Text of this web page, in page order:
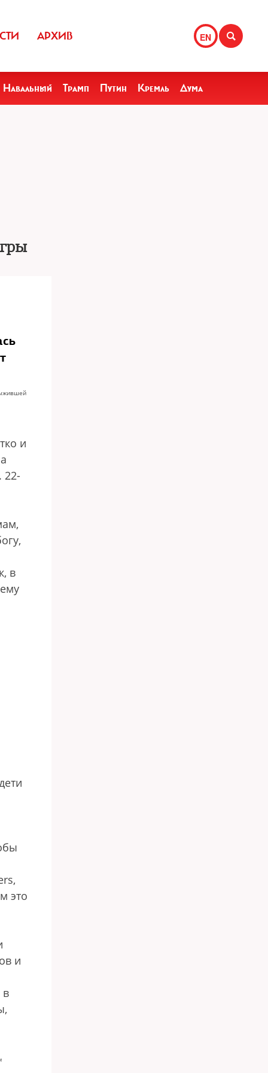
EN
АРХИВ
Навальный Трамп Путин Кремль Дума
и
22-
в
это
и
в